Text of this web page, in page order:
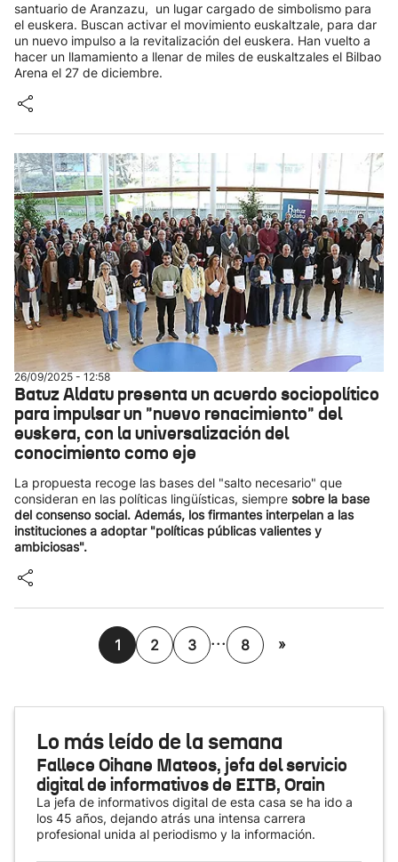
santuario de Aranzazu, un lugar cargado de simbolismo para
el euskera. Buscan activar el movimiento euskaltzale, para dar
un nuevo impulso a la revitalización del euskera. Han vuelto a
hacer un llamamiento a llenar de miles de euskaltzales el Bilbao
Arena el 27 de diciembre.
26/09/2025 - 12:58
Batuz Aldatu presenta un acuerdo sociopolítico
para impulsar un "nuevo renacimiento" del
euskera, con la universalización del
conocimiento como eje
La propuesta recoge las bases del "salto necesario" que
consideran en las políticas lingüísticas, siempre sobre la base
del consenso social. Además, los firmantes interpelan a las
instituciones a adoptar "políticas públicas valientes y
ambiciosas".
1 2 3 ... 8 »
Lo más leído de la semana
Fallece Oihane Mateos, jefa del servicio
digital de informativos de EITB, Orain
La jefa de informativos digital de esta casa se ha ido a
los 45 años, dejando atrás una intensa carrera
profesional unida al periodismo y la información.